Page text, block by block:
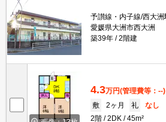
予讃線・内子線/西大
愛媛県大洲市西大洲
築39年
2階建
4.3万円(管理費等：--)
敷
2ヶ月 礼
なし
2階
2DK 45m²